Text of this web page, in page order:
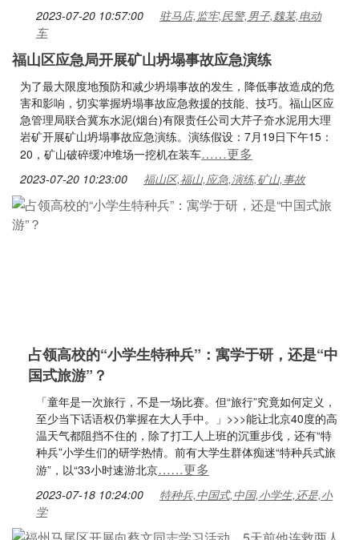
2023-07-20 10:57:00
驻马店,监牢,民警,男子,魏某,电动
车
福山区应急局开展矿山坍塌事故应急演练
为了最大限度地预防和减少坍塌事故的发生，降低事故造成的危
害和影响，切实掌握坍塌事故应急救援的技能、技巧。福山区应
急管理局联合冀东水泥(烟台)有限责任公司大芹子夼水泥用大理
岩矿开展矿山坍塌事故应急演练。演练假设：7月19日下午15：
20，矿山破碎缓冲堆场一挖机在装车……更多
2023-07-20 10:23:00 福山区,福山,应急,演练,矿山,事故
占领高校的“小学生特种兵”：寓学于研，还是“中
国式旅游”？
「童年是一次旅行，不是一场比赛。但“旅行”究竟如何定义，
至少当下话语权仍掌握在大人手中。」>>>能让北京40度的高
温天气都阻挡不住的，除了打工人上班的沉重步伐，还有“特
种兵”小学生们的研学热情。前有大学生群体痴迷“特种兵式旅
游”，以“33小时速游北京……更多
2023-07-18 10:24:00
特种兵,中国式,中国,小学生,还是,小
学